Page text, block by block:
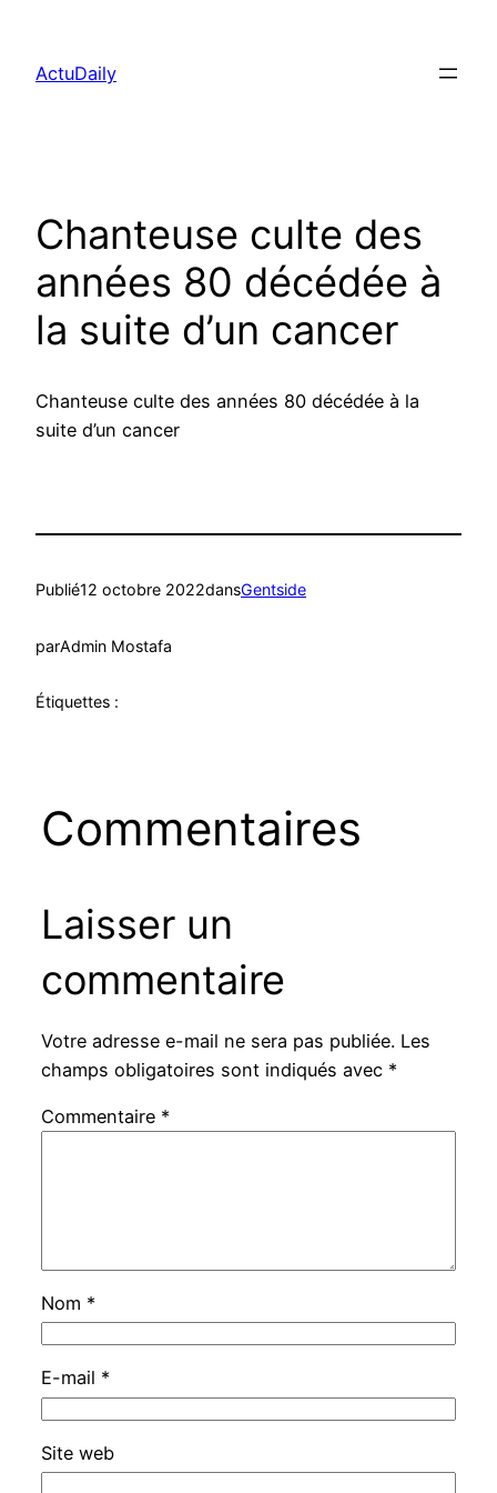
contenu
ActuDaily
Chanteuse culte des
années 80 décédée à
la suite d’un cancer
Chanteuse culte des années 80 décédée à la
suite d’un cancer
Publié12 octobre 2022dansGentside
parAdmin Mostafa
Étiquettes :
Commentaires
Laisser un
commentaire
Votre adresse e-mail ne sera pas publiée. Les
champs obligatoires sont indiqués avec *
Commentaire *
Nom *
E-mail *
Site web